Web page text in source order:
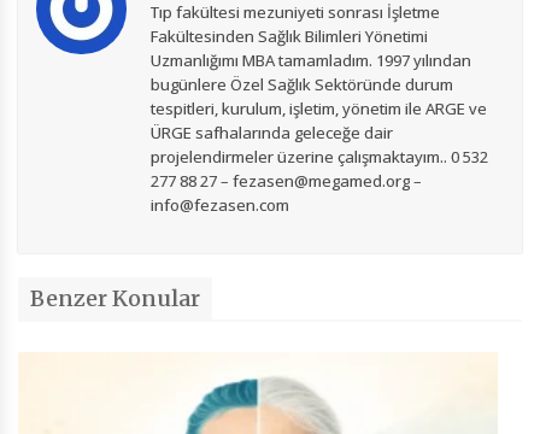
Tıp fakültesi mezuniyeti sonrası İşletme
Fakültesinden Sağlık Bilimleri Yönetimi
Uzmanlığımı MBA tamamladım. 1997 yılından
bugünlere Özel Sağlık Sektöründe durum
tespitleri, kurulum, işletim, yönetim ile ARGE ve
ÜRGE safhalarında geleceğe dair
projelendirmeler üzerine çalışmaktayım.. 0 532
277 88 27 – fezasen@megamed.org –
info@fezasen.com
Benzer Konular